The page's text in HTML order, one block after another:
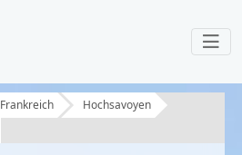
Frankreich
Hochsavoyen